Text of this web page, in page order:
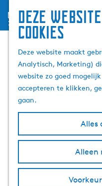
Deze
cookies
Deze website maakt
Analytisch, Marketing)
website zo goed
accepteren te klikken,
gaan.
Alles
Alleen
menu
G
a
n
a
a
r
e
o
p